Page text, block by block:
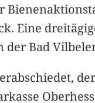
Eine
der Bad